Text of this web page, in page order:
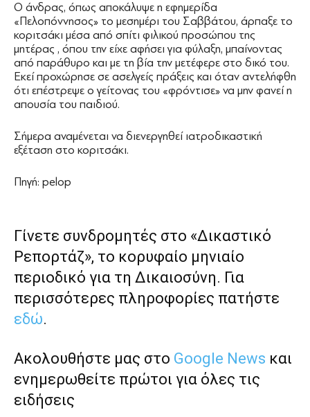
Ο άνδρας, όπως αποκάλυψε η εφημερίδα
«Πελοπόννησος» το μεσημέρι του Σαββάτου, άρπαξε το
κοριτσάκι μέσα από σπίτι φιλικού προσώπου της
μητέρας , όπου την είχε αφήσει για φύλαξη, μπαίνοντας
από παράθυρο και με τη βία την μετέφερε στο δικό του.
Εκεί προχώρησε σε ασελγείς πράξεις και όταν αντελήφθη
ότι επέστρεψε ο γείτονας του «φρόντισε» να μην φανεί η
απουσία του παιδιού.
Σήμερα αναμένεται να διενεργηθεί ιατροδικαστική
εξέταση στο κοριτσάκι.
Πηγή: pelop
Γίνετε συνδρομητές στο «Δικαστικό
Ρεπορτάζ», το κορυφαίο μηνιαίο
περιοδικό για τη Δικαιοσύνη. Για
περισσότερες πληροφορίες πατήστε
εδώ.
Ακολουθήστε μας στο Google News και
ενημερωθείτε πρώτοι για όλες τις
ειδήσεις